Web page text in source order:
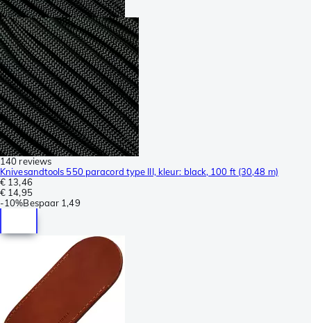
140 reviews
Knivesandtools 550 paracord type III, kleur: black, 100 ft (30,48 m)
€ 13,46
€ 14,95
-10%Bespaar 1,49